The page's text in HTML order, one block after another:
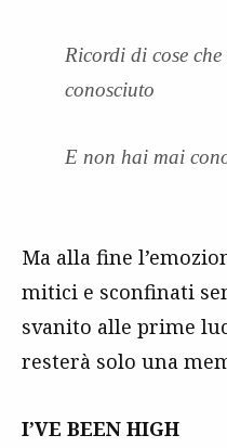
Ricordi di cose
conosciuto
E non hai mai
Ma alla fine
mitici e sconfinati
svanito alle prime
resterà solo una
I’VE BEEN HIGH